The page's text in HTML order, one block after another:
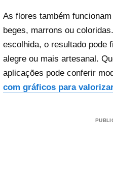
As flores também
beges, marrons ou
escolhida, o resultado pode
alegre ou mais artesanal.
aplicações pode conferir
com gráficos para